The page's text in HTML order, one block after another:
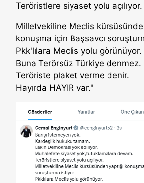
Teröristlere siyaset yolu açılıyor.
Milletvekiline Meclis
konuşma için Başsavcı
Pkk'lılara Meclis yolu görünüyor.
Buna Terörsüz Türkiye denmez.
Teröriste plaket verme denir.
Hayırda HAYIR var."